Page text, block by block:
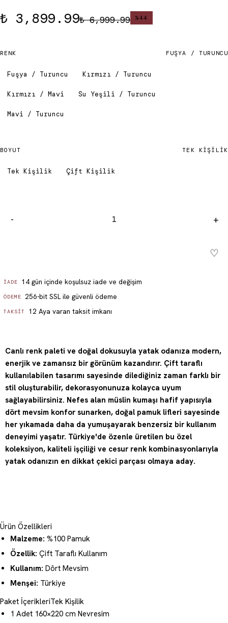
₺ 3,899.99₺ 6,999.99 %44
RENK FUŞYA / TURUNCU
Fuşya / Turuncu Kırmızı / Turuncu
Kırmızı / Mavi Su Yeşili / Turuncu
Mavi / Turuncu
BOYUT TEK KIŞILIK
Tek Kişilik Çift Kişilik
- +
♡
İADE 14 gün içinde koşulsuz iade ve değişim
ÖDEME 256-bit SSL ile güvenli ödeme
TAKSIT 12 Aya varan taksit imkanı
Canlı renk paleti ve doğal dokusuyla yatak odanıza modern,
enerjik ve zamansız bir görünüm kazandırır. Çift taraflı
kullanılabilen tasarımı sayesinde dilediğiniz zaman farklı bir
stil oluşturabilir, dekorasyonunuza kolayca uyum
sağlayabilirsiniz. Nefes alan müslin kumaşı hafif yapısıyla
dört mevsim konfor sunarken, doğal pamuk lifleri sayesinde
her yıkamada daha da yumuşayarak benzersiz bir kullanım
deneyimi yaşatır. Türkiye'de özenle üretilen bu özel
koleksiyon, kaliteli işçiliği ve cesur renk kombinasyonlarıyla
yatak odanızın en dikkat çekici parçası olmaya aday.
Ürün Özellikleri
Malzeme: %100 Pamuk
Özellik: Çift Taraflı Kullanım
Kullanım: Dört Mevsim
Menşei: Türkiye
Paket İçerikleriTek Kişilik
1 Adet 160×220 cm Nevresim